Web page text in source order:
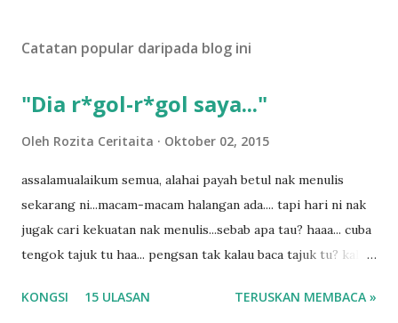
l
a
Catatan popular daripada blog ini
"Dia r*gol-r*gol saya..."
Oleh Rozita Ceritaita Oktober 02, 2015
assalamualaikum semua, alahai payah betul nak menulis
sekarang ni...macam-macam halangan ada.... tapi hari ni nak
jugak cari kekuatan nak menulis...sebab apa tau? haaa... cuba
tengok tajuk tu haa... pengsan tak kalau baca tajuk tu? kalau
tau? yang sebut tu anak aku....diulangi ANAK AKU ....adoiiii
KONGSI 15 ULASAN TERUSKAN MEMBACA »